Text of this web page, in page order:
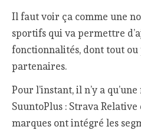
Il faut voir ça comme une
sportifs qui va permettre
fonctionnalités, dont tout
partenaires.
Pour l’instant, il n’y a
SuuntoPlus : Strava
marques ont intégré les